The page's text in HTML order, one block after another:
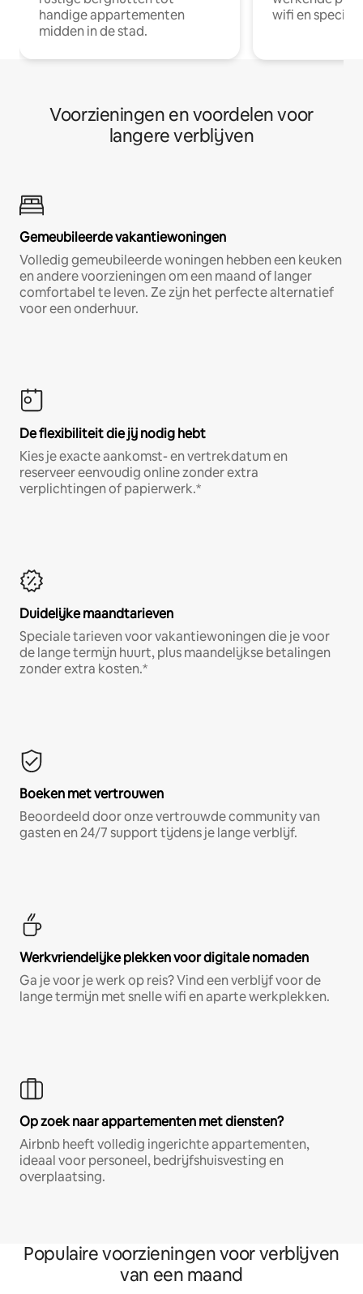
handige appartementen
midden in de stad.
wifi en
Voorzieningen en voordelen voor
langere verblijven
Gemeubileerde vakantiewoningen
Volledig gemeubileerde woningen hebben een keuken
en andere voorzieningen om een maand of langer
comfortabel te leven. Ze zijn het perfecte alternatief
voor een onderhuur.
De flexibiliteit die jij nodig hebt
Kies je exacte aankomst- en vertrekdatum en
reserveer eenvoudig online zonder extra
verplichtingen of papierwerk.*
Duidelijke maandtarieven
Speciale tarieven voor vakantiewoningen die je voor
de lange termijn huurt, plus maandelijkse betalingen
zonder extra kosten.*
Boeken met vertrouwen
Beoordeeld door onze vertrouwde community van
gasten en 24/7 support tijdens je lange verblijf.
Werkvriendelijke plekken voor digitale nomaden
Ga je voor je werk op reis? Vind een verblijf voor de
lange termijn met snelle wifi en aparte werkplekken.
Op zoek naar appartementen met diensten?
Airbnb heeft volledig ingerichte appartementen,
ideaal voor personeel, bedrijfshuisvesting en
overplaatsing.
Populaire voorzieningen voor verblijven
van een maand